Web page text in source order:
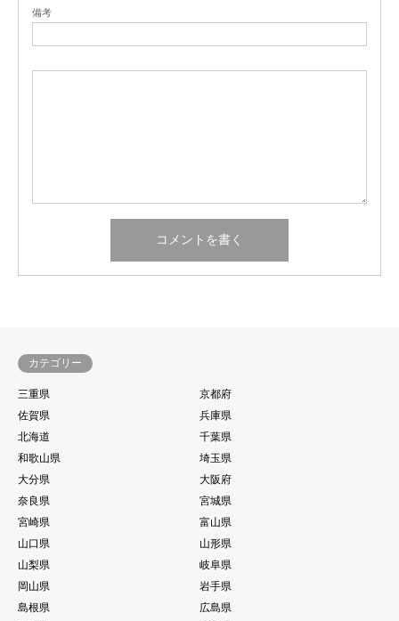
備考
カテゴリー
三重県
京都府
佐賀県
兵庫県
北海道
千葉県
和歌山県
埼玉県
大分県
大阪府
奈良県
宮城県
宮崎県
富山県
山口県
山形県
山梨県
岐阜県
岡山県
岩手県
島根県
広島県